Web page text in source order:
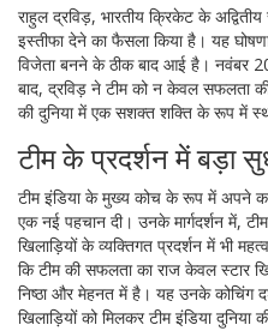
राहुल द्रविड़, भारतीय क्रिकेट के
इस्तीफा देने का फैसला किया है। यह
विजेता बनने के ठीक बाद आई है। नवंबर
बाद, द्रविड़ ने टीम को न केवल सफलता
की दुनिया में एक सशक्त शक्ति के रूप में
टीम के प्रदर्शन में बड़ा
टीम इंडिया के मुख्य कोच के रूप में अपने
एक नई पहचान दी। उनके मार्गदर्शन में,
खिलाड़ियों के व्यक्तिगत प्रदर्शन में भी
कि टीम की सफलता का राज केवल स्टार
निष्ठा और मेहनत में है। यह उनके कोचिंग
खिलाड़ियों को मिलकर टीम इंडिया